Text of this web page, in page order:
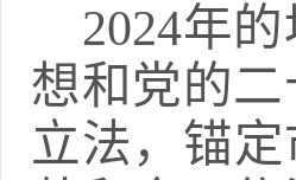
2024年
想和党的
立法，锚定